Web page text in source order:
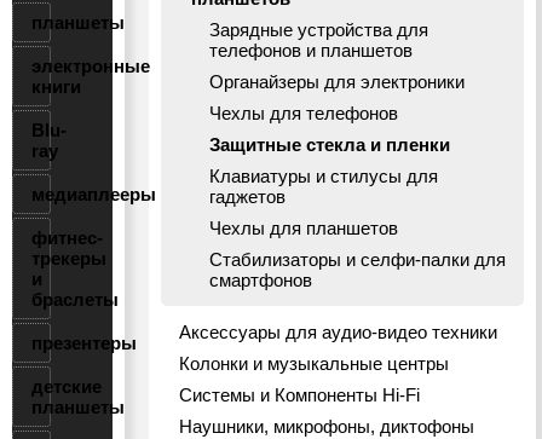
планшеты
электронные
книги
Blu-
ray
медиаплееры
фитнес-
трекеры
и
браслеты
презентеры
детские
планшеты
Зарядные устройства для
телефонов и планшетов
Органайзеры для электроники
Чехлы для телефонов
Защитные стекла и пленки
Клавиатуры и стилусы для
гаджетов
Чехлы для планшетов
Стабилизаторы и селфи-палки для
смартфонов
Аксессуары для аудио-видео техники
Колонки и музыкальные центры
Системы и Компоненты Hi-Fi
Наушники, микрофоны, диктофоны